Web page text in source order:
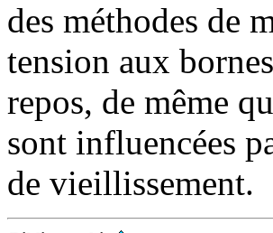
des méthodes de
tension aux
repos, de même
sont influencées
de vieillissement.